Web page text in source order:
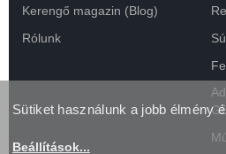
Kerengő magazin (Blog)
Rólunk
Sütiket használunk a jobb élmény
Beállítások...